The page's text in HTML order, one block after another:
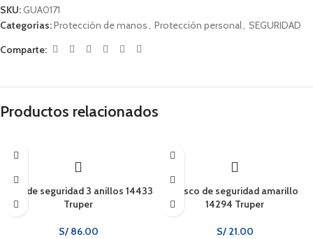
SKU:GUA0171
Categorías:Protección de manos, Protección personal, SEGURIDAD
Comparte:
Productos relacionados
Arné de seguridad 3 anillos 14433
Truper
S/86.00
Casco de seguridad amarillo
14294 Truper
S/21.00